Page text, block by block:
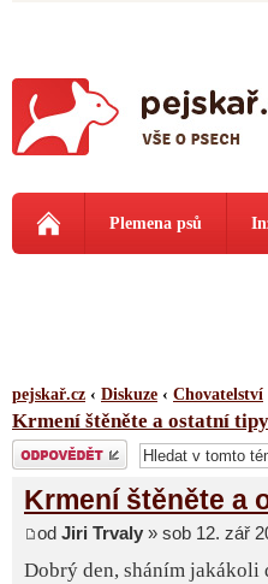
Plemena psů
pejskař.cz ‹ Diskuze ‹ Chovatelství
Krmení štěněte a ostatní tipy
Odeslat odpověď
Krmení štěněte a
od Jiri Trvaly » sob 12. zář
Dobrý den, sháním jakákoli